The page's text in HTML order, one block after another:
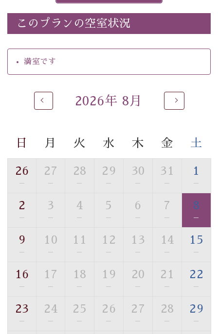
・環境に配慮したアメニティをご用意
・館内フリーWi-Fi
・駐車場完備
・チェックイン15時、チェックアウト10時
自家源泉「美翠源泉」は酸化の進みが遅く新鮮で若返り
の効果が高い、極めて希有な源泉です。身も心も癒され
温泉の成分に合わせ、防菌防カビの特殊素材の畳を使
用。 足元が柔らかく、そして滑りにくい畳のお風呂で
す。
※男性大浴場までのご移動には階段がございます。 予め
■貸切温泉風呂 （40分2000円）
む貸切温泉風呂です。ゆったりといやされるプライベー
【旅】
豊富な知識を持ったドライバー兼ガイドが諏訪大社をご
案内します。
事前ご予約制ですので、ご利用ご希望の方
このプランの空室状況
満室です
2026年 8月
日 月 火 水 木 金 土
26
—
27
—
28
—
29
—
30
—
31
—
1
—
2
—
3
—
4
—
5
—
6
—
7
—
8
—
9
—
10
—
11
—
12
—
13
—
14
—
15
—
16
—
17
—
18
—
19
—
20
—
21
—
22
—
23
—
24
—
25
—
26
—
27
—
28
—
29
—